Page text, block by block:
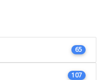
65
107